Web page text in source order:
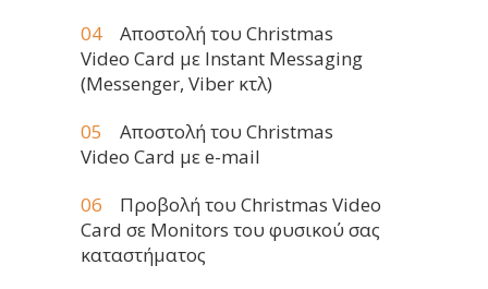
Αποστολή του Christmas
Video Card με Instant Messaging
(Messenger, Viber κτλ)
Αποστολή του Christmas
Video Card με e-mail
Προβολή του Christmas Video
Card σε Monitors του φυσικού σας
καταστήματος